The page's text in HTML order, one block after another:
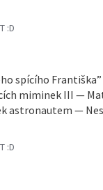
:D
spícího
miminek III —
astronautem —
:D